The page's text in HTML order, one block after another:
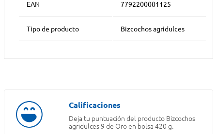
EAN 7792200001125
Tipo de producto Bizcochos agridulces
Deja tu puntuación del producto Bizcochos
agridulces 9 de Oro en bolsa 420 g.